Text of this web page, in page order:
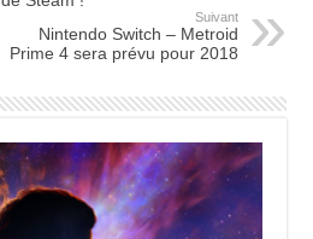
Suivant
Nintendo Switch – Metroid
Prime 4 sera prévu pour 2018